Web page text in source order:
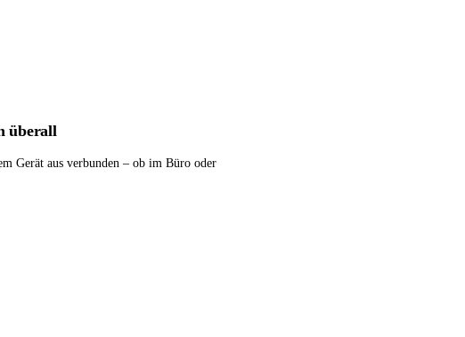
überall
Gerät aus verbunden – ob im Büro oder